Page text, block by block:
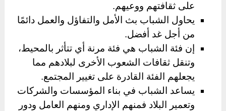
على ثقافتهم ووعيهم.
يحاول الشباب بث الأمل والتفاؤل والعمل دائمًا
من أجل غد أفضل.
إن فئة الشباب هي فئة مرنة أي تتأثر بالمحيط،
وتنقل ثقافات الشعوب الأخرى لبلادهم مما
يجعلهم الفئة القادرة على تغيير المجتمع.
يساعد الشباب في بناء المؤسسات والشركات
وتعمير البلاد فمنهم الإداري ومنهم العامل ودور